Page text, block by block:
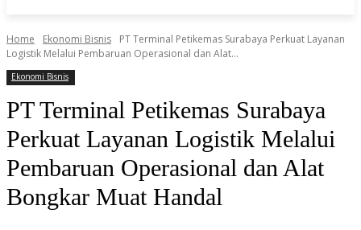
Home Ekonomi Bisnis
PT Terminal Petikemas Surabaya Perkuat Layanan
Logistik Melalui Pembaruan Operasional dan Alat...
Ekonomi Bisnis
PT Terminal Petikemas Surabaya
Perkuat Layanan Logistik Melalui
Pembaruan Operasional dan Alat
Bongkar Muat Handal